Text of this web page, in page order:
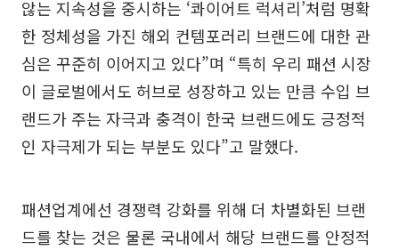
않는 지속성을 중시하는 ‘콰이어트 럭셔리’처럼 명확
한 정체성을 가진 해외 컨템포러리 브랜드에 대한 관
심은 꾸준히 이어지고 있다”며 “특히 우리 패션 시장
이 글로벌에서도 허브로 성장하고 있는 만큼 수입 브
랜드가 주는 자극과 충격이 한국 브랜드에도 긍정적
인 자극제가 되는 부분도 있다”고 말했다.
패션업계에선 경쟁력 강화를 위해 더 차별화된 브랜
드를 찾는 것은 물론 국내에서 해당 브랜드를 안정적